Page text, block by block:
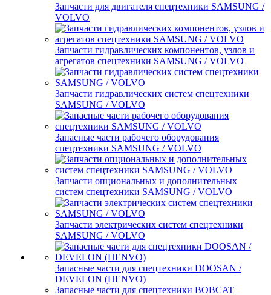
Запчасти для двигателя спецтехники SAMSUNG /
VOLVO
Запчасти гидравлических компонентов, узлов и
агрегатов спецтехники SAMSUNG / VOLVO
Запчасти гидравлических систем спецтехники
SAMSUNG / VOLVO
Запасные части рабочего оборудования
спецтехники SAMSUNG / VOLVO
Запчасти опциональных и дополнительных
систем спецтехники SAMSUNG / VOLVO
Запчасти электрических систем спецтехники
SAMSUNG / VOLVO
Запасные части для спецтехники DOOSAN /
DEVELON (HENVO)
Запасные части для спецтехники BOBCAT